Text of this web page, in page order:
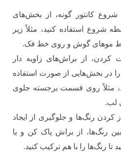
کانتور گونه، از بخش‌های
شروع استفاده کنید، مثلاً زیر
خط موهای گوش و روی خط فک.
کردن، از براش‌های زاویه دار
در بخش‌هایی از صورت استفاده
مثلاً روی قسمت برجسته جلوی
لب.
کردن رنگ‌ها و جلوگیری از ایجاد
رنگ‌ها، از براش پاک کن و یا
تا رنگ‌ها را با هم ترکیب کنید.